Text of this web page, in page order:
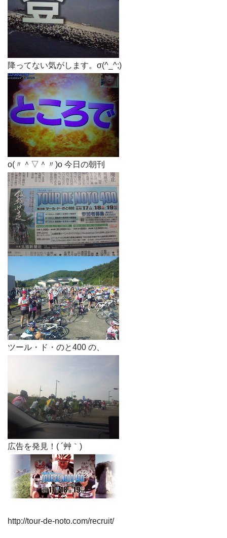
降ってない気がします。σ(^_^;)
o(〃＾▽＾〃)o 今日の朝刊
ツール・ド・のと400 の、
広告を発見！( ´艸｀)
http://tour-de-noto.com/recruit/